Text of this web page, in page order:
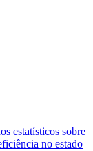
estatísticos sobre
no estado